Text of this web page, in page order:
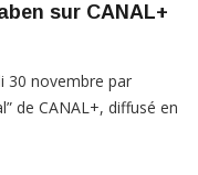
sur CANAL+
30 novembre par
de CANAL+, diffusé en